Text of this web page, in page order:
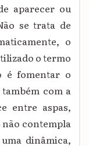
aparecer ou
se trata de
o
o termo
é fomentar o
com a
entre aspas,
não contempla
dinâmica,